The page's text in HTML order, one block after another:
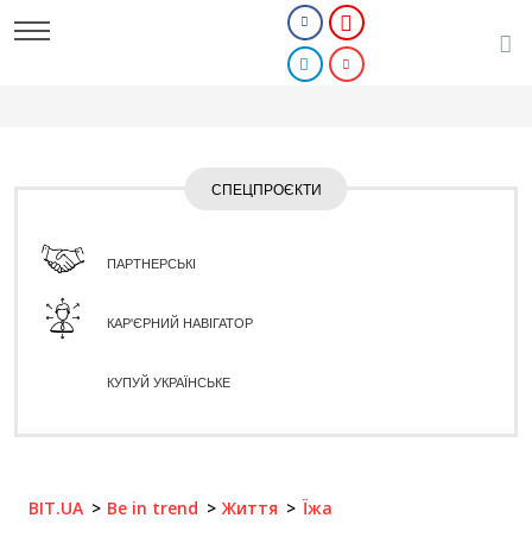
СПЕЦПРОЄКТИ
ПАРТНЕРСЬКІ
КАР'ЄРНИЙ НАВІГАТОР
КУПУЙ УКРАЇНСЬКЕ
BIT.UA Be in trend Життя Їжа